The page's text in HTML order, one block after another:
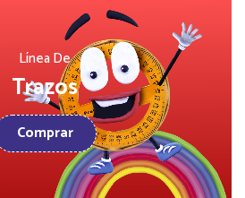
Línea De
Trazos
Comprar